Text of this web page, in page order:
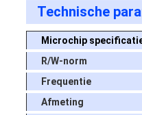
Technische
Microchip
R/W-norm
Frequentie
Afmeting